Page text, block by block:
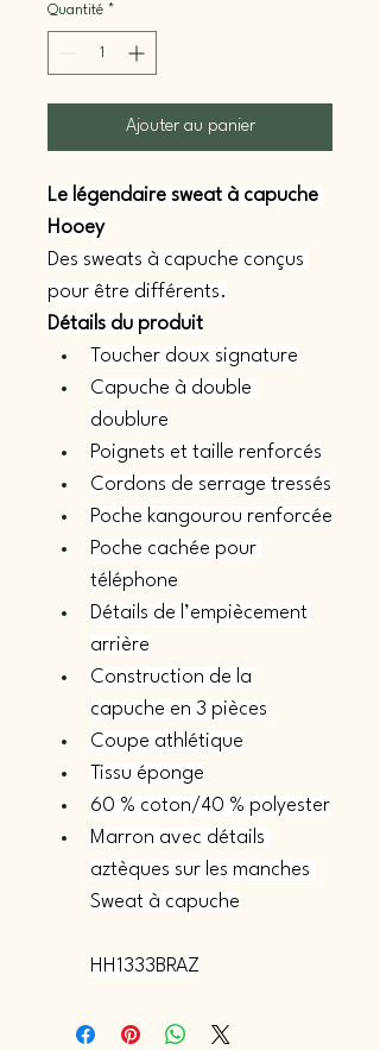
Quantité *
Ajouter au panier
Le légendaire sweat à capuche
Hooey
Des sweats à capuche conçus
pour être différents.
Détails du produit
Toucher doux signature
Capuche à double
doublure
Poignets et taille renforcés
Cordons de serrage tressés
Poche kangourou renforcée
Poche cachée pour
téléphone
Détails de l’empiècement
arrière
Construction de la
capuche en 3 pièces
Coupe athlétique
Tissu éponge
60 % coton/40 % polyester
Marron avec détails
aztèques sur les manches
Sweat à capuche
HH1333BRAZ